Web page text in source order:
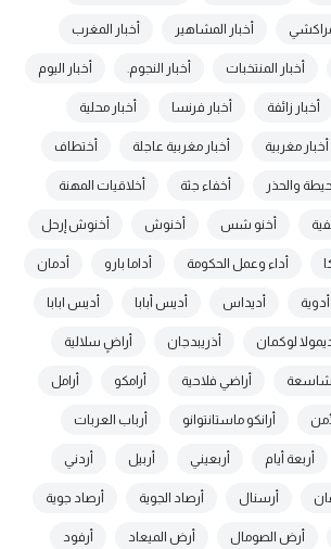
أخبار المشاهير أخبار المغرب
أخبار المنتخبات أخبار النجوم. أخبار اليوم
أخبار زائفة أخبار فرنسا أخبار محلية
أخبار مغربية أخبار مغربية عاجلة أختطاف
والحذر أخفاء جثة أخلاقيات المهنة
أخنو شس أخنوش أخنوش إرحل
أداء وعمل الحكومة أداما بارو أدمان
أدوية أديداس أديس أبابا أديس ابابا
لوكمان أذريبدجان أراضٍ سلالية
شاسعة أراضي فلاحية أرامكو أرامل
أرانكو ماستانتوانو أرباب العربات
أربعة أيام أربعيني أربيل أردني
أرسنال أرصاد الجوية أرصاد جوية
أرض الصومال أرض الميعاد أرفود